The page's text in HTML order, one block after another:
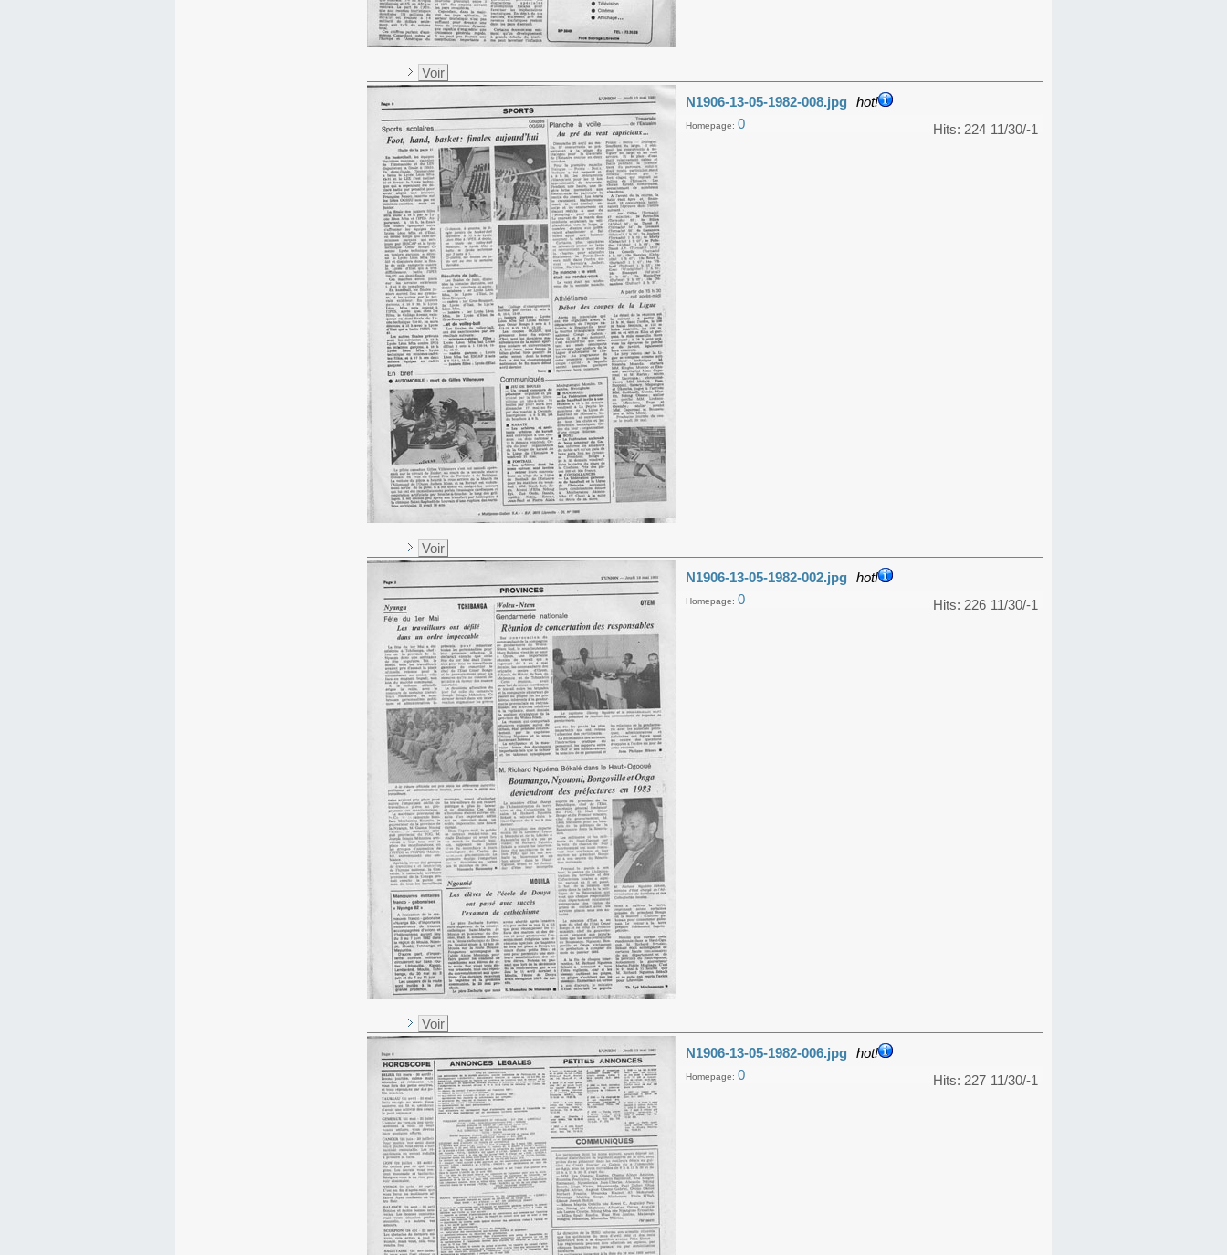
Voir
N1906-13-05-1982-008.jpg hot!
11/30/-1
Hits: 224
Homepage: 0
Voir
N1906-13-05-1982-002.jpg hot!
11/30/-1
Hits: 226
Homepage: 0
Voir
N1906-13-05-1982-006.jpg hot!
11/30/-1
Hits: 227
Homepage: 0